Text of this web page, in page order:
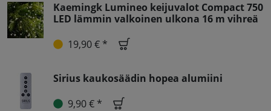
Kaemingk Lumineo keijuvalot Compact 750
LED lämmin valkoinen ulkona 16 m vihreä
19,90 € *
Sirius kaukosäädin hopea alumiini
9,90 € *